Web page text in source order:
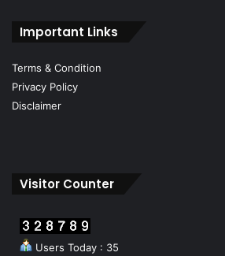
Important Links
Terms & Condition
Privacy Policy
Disclaimer
Visitor Counter
Users Today : 35